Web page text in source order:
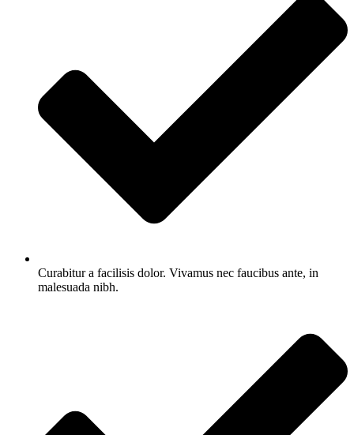
Curabitur a facilisis dolor. Vivamus nec faucibus ante, in
malesuada nibh.